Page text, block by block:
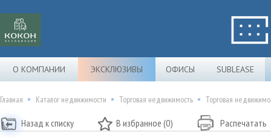
О КОМПАНИИ ЭКСКЛЮЗИВЫ ОФИСЫ SUBLEASE
Главная Каталог недвижимости Торговая недвижимость Торговая
Назад к списку В избранное (0) Распечатать